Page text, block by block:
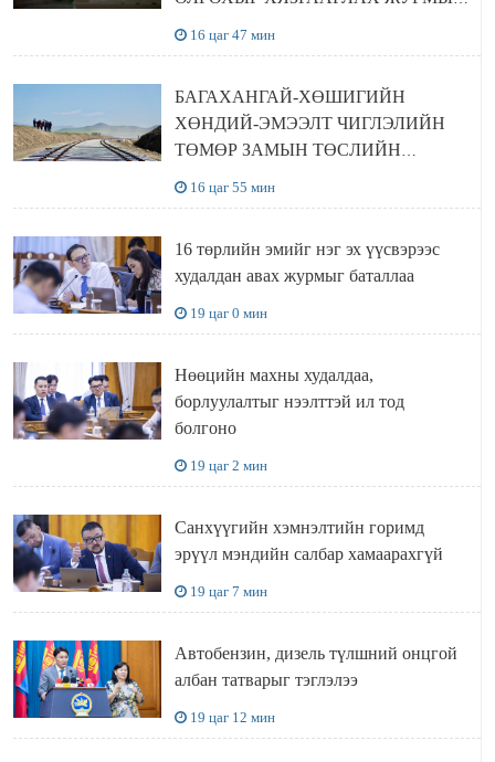
16 цаг 47 мин
БАГАХАНГАЙ-ХӨШИГИЙН
ХӨНДИЙ-ЭМЭЭЛТ ЧИГЛЭЛИЙН
ТӨМӨР ЗАМЫН ТӨСЛИЙН
16 цаг 55 мин
16 төрлийн эмийг нэг эх үүсвэрээс
худалдан авах журмыг баталлаа
19 цаг 0 мин
Нөөцийн махны худалдаа,
борлуулалтыг нээлттэй ил тод
болгоно
19 цаг 2 мин
Санхүүгийн хэмнэлтийн горимд
эрүүл мэндийн салбар хамаарахгүй
19 цаг 7 мин
Автобензин, дизель түлшний онцгой
албан татварыг тэглэлээ
19 цаг 12 мин